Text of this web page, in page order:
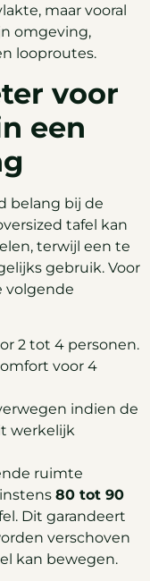
maar vooral
omgeving,
looproutes.
voor
een
belang bij de
tafel kan
terwijl een te
gebruik. Voor
volgende
2 tot 4 personen.
voor 4
indien de
werkelijk
ruimte
80 tot 90
Dit garandeert
verschoven
kan bewegen.